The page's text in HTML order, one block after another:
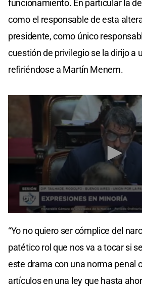
funcionamiento. En particular la
como el responsable de esta
presidente, como único
cuestión de privilegio se la dirijo a
refiriéndose a Martín Menem.
of
seconds
“Yo no quiero ser cómplice del
patético rol que nos va a tocar si
este drama con una norma penal
artículos en una ley que hasta